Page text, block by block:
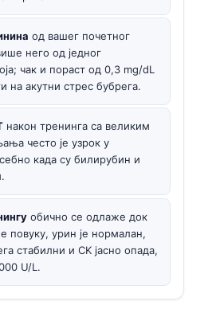
од вашег почетног
него од једног
чак и пораст од 0,3 mg/dL
на акутни стрес бубрега.
након тренинга са великим
често је узрок у
када су билирубин и
обично се одлаже док
повуку, урин је нормалан,
стабилни и CK јасно опада,
U/L.